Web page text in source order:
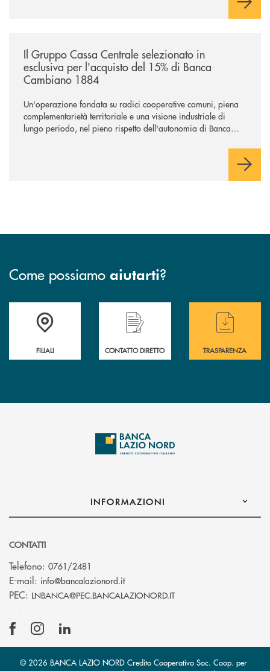
Il Gruppo Cassa Centrale selezionato in
esclusiva per l'acquisto del 15% di Banca
Cambiano 1884
Un'operazione fondata su radici cooperative comuni, piena
complementarietà territoriale e una visione industriale di
lungo periodo, nel pieno rispetto dell'autonomia di Banca
negoziazione esclusiva per la finalizzazione dell’operazione.
Come possiamo aiutarti?
Trova la filiale più vicina a te
FILIALI
Hai bisogno di assistenza immediata ?
CONTATTO DIRETTO
Hai bisogno di
TRASPARENZA
INFORMAZIONI
CONTATTI
Telefono: 0761/2481
E-mail: info@bancalazionord.it(si apre l’app di posta elettronica)
PEC: LNBANCA@PEC.BANCALAZIONORD.IT(si apre l’app di posta
© 2026 BANCA LAZIO NORD Credito Cooperativo Soc. Coop. per